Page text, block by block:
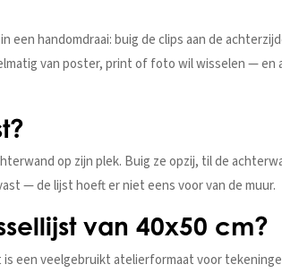
een handomdraai: buig de clips aan de
van poster, print of foto wil wisselen — en
op zijn plek. Buig ze opzij, til de
— de lijst hoeft er niet eens voor van de muur.
van 40x50 cm?
een veelgebruikt atelierformaat voor